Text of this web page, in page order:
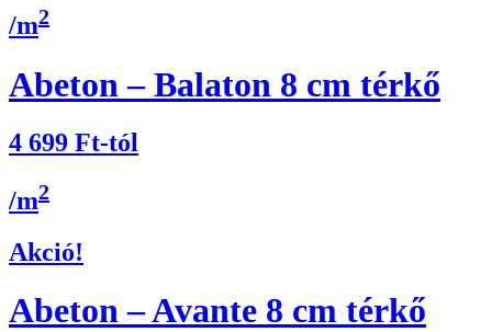
/m2
Abeton – Balaton 8 cm térkő
4 699 Ft-tól
/m2
Akció!
Abeton – Avante 8 cm térkő